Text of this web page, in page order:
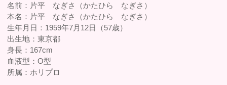
名前：片平 なぎさ（かたひら なぎさ）
本名：片平 なぎさ（かたひら なぎさ）
生年月日：1959年7月12日（57歳）
出生地：東京都
身長：167cm
血液型：O型
所属：ホリプロ